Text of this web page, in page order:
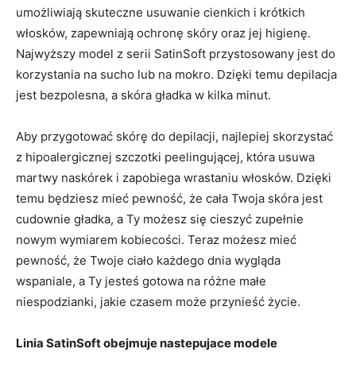
umożliwiają skuteczne usuwanie cienkich i krótkich
włosków, zapewniają ochronę skóry oraz jej higienę.
Najwyższy model z serii SatinSoft przystosowany jest do
korzystania na sucho lub na mokro. Dzięki temu depilacja
jest bezpolesna, a skóra gładka w kilka minut.
Aby przygotować skórę do depilacji, najlepiej skorzystać
z hipoalergicznej szczotki peelingującej, która usuwa
martwy naskórek i zapobiega wrastaniu włosków. Dzięki
temu będziesz mieć pewność, że cała Twoja skóra jest
cudownie gładka, a Ty możesz się cieszyć zupełnie
nowym wymiarem kobiecości. Teraz możesz mieć
pewność, że Twoje ciało każdego dnia wygląda
wspaniale, a Ty jesteś gotowa na różne małe
niespodzianki, jakie czasem może przynieść życie.
Linia SatinSoft obejmuje nastepujace modele